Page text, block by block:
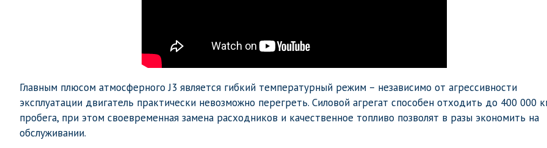
Главным плюсом атмосферного J3 является гибкий температурный режим – независимо от агрессивности
эксплуатации двигатель практически невозможно перегреть. Силовой агрегат способен отходить до 400 000
пробега, при этом своевременная замена расходников и качественное топливо позволят в разы экономить на
обслуживании.